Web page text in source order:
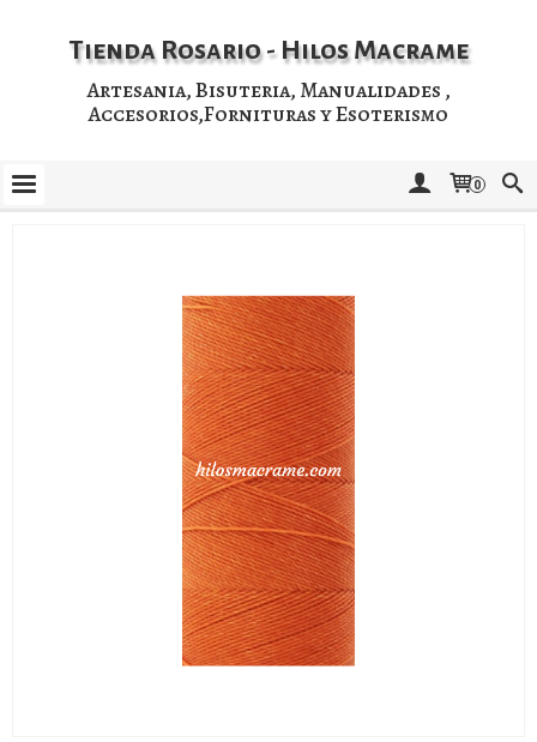
Tienda Rosario - Hilos Macrame
Artesania, Bisuteria, Manualidades ,
Accesorios,Fornituras y Esoterismo
0